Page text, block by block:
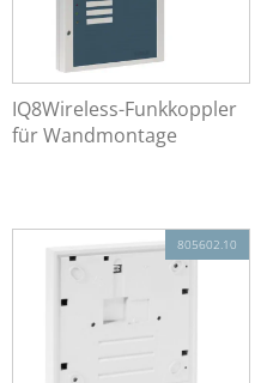
Installation & Service
Sprachalarmierung
Managementsysteme
Notbeleuchtung
IQ8Wireless-Funkkoppler
für Wandmontage
805602.10